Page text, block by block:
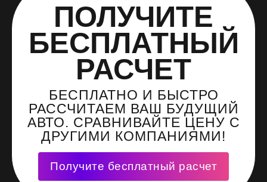
ПОЛУЧИТЕ
БЕСПЛАТНЫЙ
РАСЧЕТ
БЕСПЛАТНО И БЫСТРО
РАССЧИТАЕМ ВАШ БУДУЩИЙ
АВТО. СРАВНИВАЙТЕ ЦЕНУ С
ДРУГИМИ КОМПАНИЯМИ!
Получите бесплатный расчет